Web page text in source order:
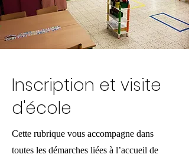
Inscription et visite
d'école
Cette rubrique vous accompagne dans
toutes les démarches liées à l’accueil de